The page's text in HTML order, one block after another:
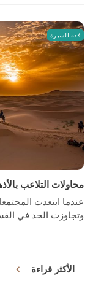
فقه السيرة
محاولات التلاعب
عندما ابتعدت
وتجاوزت الحد في
الأكثر قراءة